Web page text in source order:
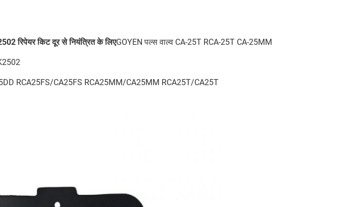
रिपेयर किट दूर से नियंत्रित के लिएGOYEN पल्स वाल्व CA-25T RCA-25T CA-25MM
RCA25FS/CA25FS RCA25MM/CA25MM RCA25T/CA25T